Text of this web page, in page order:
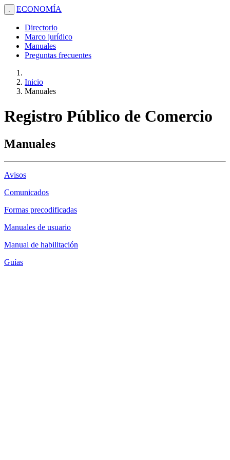
. ECONOMÍA
Directorio
Marco jurídico
Manuales
Preguntas frecuentes
Inicio
Manuales
Registro Público de Comercio
Manuales
Avisos
Comunicados
Formas precodificadas
Manuales de usuario
Manual de habilitación
Guías